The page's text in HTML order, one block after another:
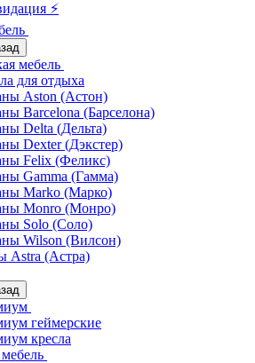
⚡
мебель
для отдыха
Aston (Астон)
Barcelona (Барселона)
Delta (Дельта)
Dexter (Дэкстер)
Felix (Феликс)
Gamma (Гамма)
Marko (Марко)
Monro (Монро)
Solo (Соло)
Wilson (Вилсон)
Astra (Астра)
геймерские
кресла